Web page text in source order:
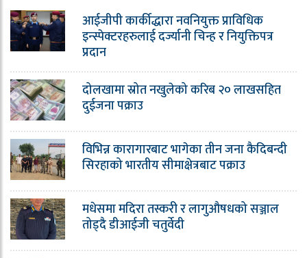
आईजीपी कार्कीद्धारा नवनियुक्त प्राविधिक
इन्स्पेक्टरहरुलाई दर्ज्यानी चिन्ह र नियुक्तिपत्र
प्रदान
दोलखामा स्रोत नखुलेको करिब २० लाखसहित
दुईजना पक्राउ
विभिन्न कारागारबाट भागेका तीन जना कैदिबन्दी
सिरहाको भारतीय सीमाक्षेत्रबाट पक्राउ
मधेसमा मदिरा तस्करी र लागुऔषधको सञ्जाल
तोड्दै डीआईजी चतुर्वेदी